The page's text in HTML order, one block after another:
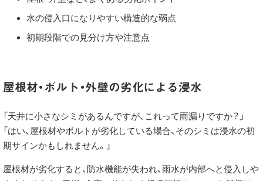
水の侵入口になりやすい構造的な弱点
初期段階での見分け方や注意点
屋根材・ボルト・外壁の劣化による浸水
「天井に小さなシミがあるんですが、これって雨漏りですか？」
「はい、屋根材やボルトが劣化している場合、そのシミは浸水の初
期サインかもしれません。」
屋根材が劣化すると、防水機能が失われ、雨水が内部へと侵入しや